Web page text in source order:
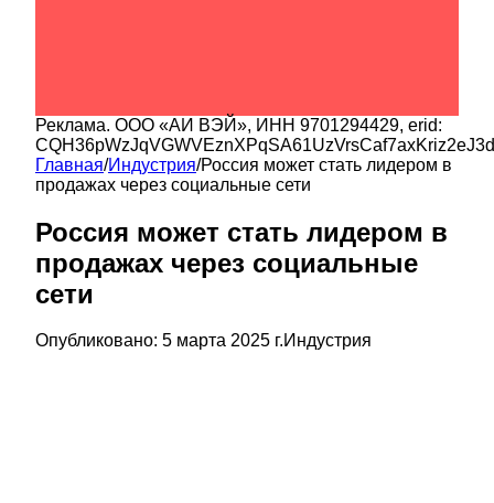
Реклама. ООО «АИ ВЭЙ», ИНН 9701294429, erid:
Главная/Индустрия/Россия может стать лидером в
продажах через социальные сети
Россия может стать лидером в
продажах через социальные
сети
Опубликовано: 5 марта 2025 г.Индустрия